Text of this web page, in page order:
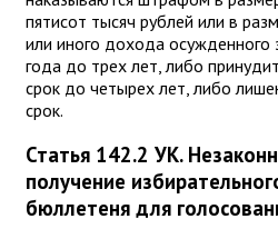
пятисот тысяч рублей или в
или иного дохода осужденного
года до трех лет, либо
срок до четырех лет, либо
срок.
Статья 142.2 УК.
получение
бюллетеня для